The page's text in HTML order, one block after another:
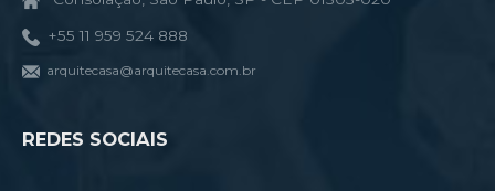
+55 11 959 524 888
arquitecasa@arquitecasa.com.br
REDES SOCIAIS